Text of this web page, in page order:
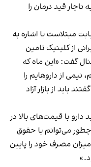
ناچار قید درمان را
مبتلاست با اشاره به
از کلینیک تامین
گفت: «این ماه که
نیمی از داروهایم را
باید از بازار آزاد
دارو با قیمت‌های بالا در
چطور می‌توانم با حقوق
مصرف خود را پایین